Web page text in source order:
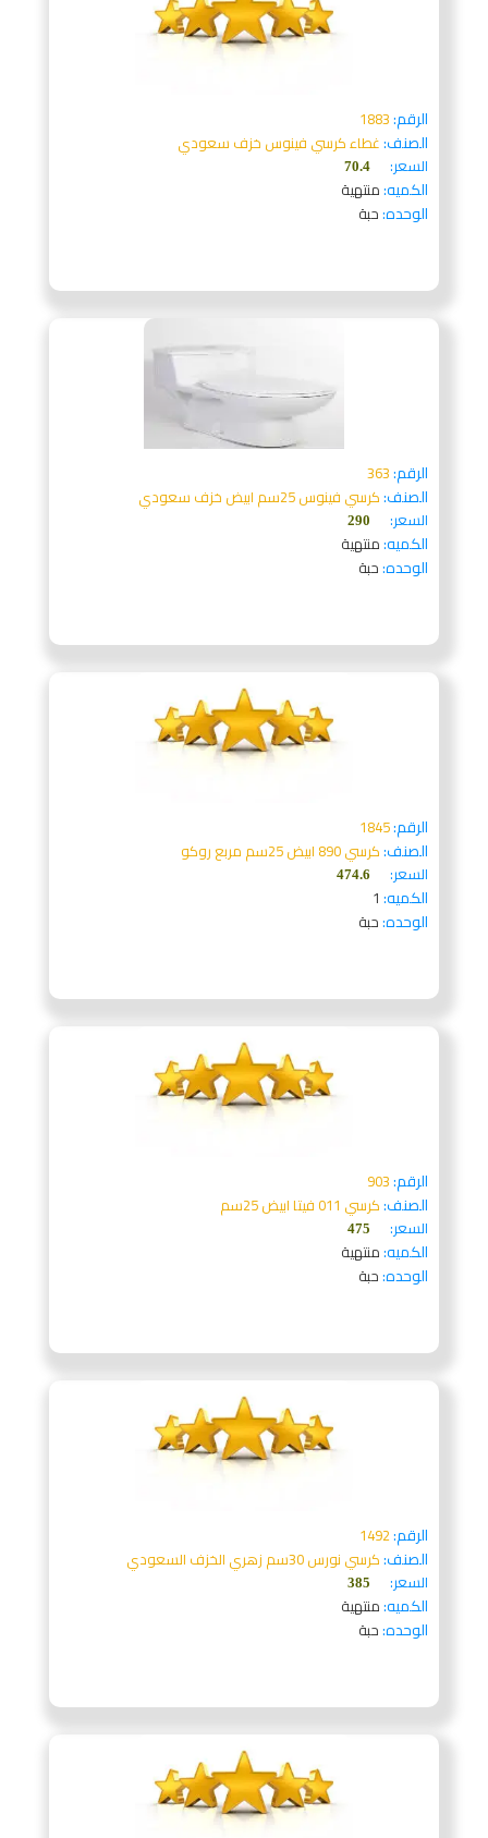
الرقم:1883
الصنف:غطاء كرسي فينوس خزف سعودي
السعر:
70.4
الكميه:منتهية
الوحده:حبة
الرقم:363
الصنف:كرسي فينوس 25سم ابيض خزف سعودي
السعر:
290
الكميه:منتهية
الوحده:حبة
الرقم:1845
الصنف:كرسي 890 ابيض 25سم مربع روكو
السعر:
474.6
الكميه: 1
الوحده:حبة
الرقم:903
الصنف:كرسي 011 فيتا ابيض 25سم
السعر:
475
الكميه:منتهية
الوحده:حبة
الرقم:1492
الصنف:كرسي نورس 30سم زهري الخزف السعودي
السعر:
385
الكميه:منتهية
الوحده:حبة